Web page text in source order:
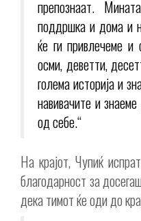
препознаат.
поддршка и дома и
ќе ги привлечеме
осми, деветти,
голема историја и
навивачите и
од себе.“
На крајот, Чупиќ
благодарност за
дека тимот ќе оди до